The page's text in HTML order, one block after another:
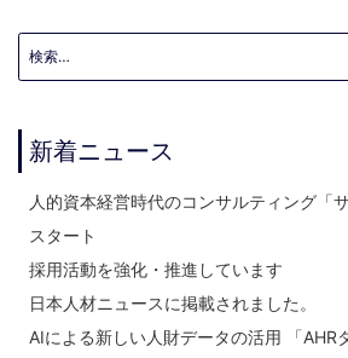
検索:
新着ニュース
人的資本経営時代のコンサルティング「
スタート
採用活動を強化・推進しています
日本人材ニュースに掲載されました。
AIによる新しい人財データの活用 「AHR